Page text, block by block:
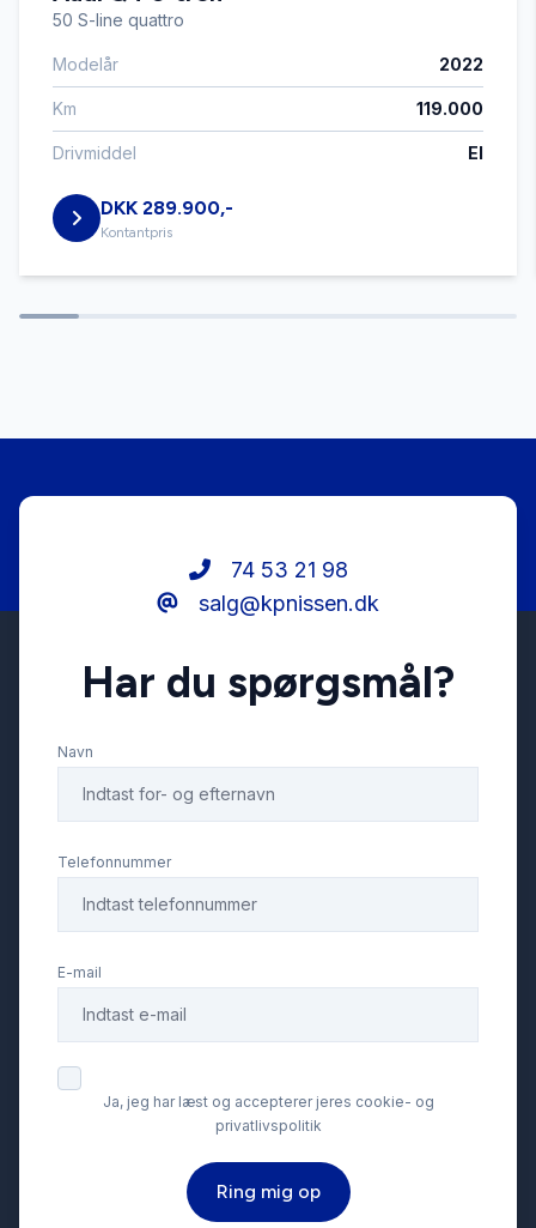
El-spejle
Fartpilot
Fjernbetjent centrallås
LED kørelys
Læderrat
Musikstreaming via bluetooth
Skiltegenkendelse
Stofsæder
Sædevarme
Træthedsregistrering
50 S-line quattro
Modelår 2022
Km 119.000
Drivmiddel El
DKK 289.900,-
Kontantpris
74 53 21 98
salg@kpnissen.dk
Har du spørgsmål?
Navn
Telefonnummer
E-mail
Ja, jeg har læst og accepterer jeres cookie- og
privatlivspolitik
Ring mig op